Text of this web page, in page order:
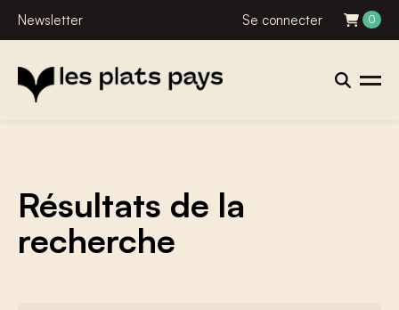
Newsletter Se connecter 0
Résultats de la
recherche